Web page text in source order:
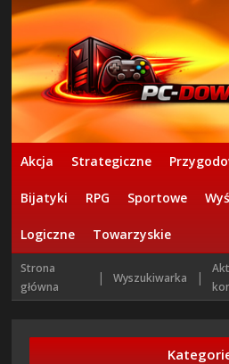
Akcja Strategiczne
Bijatyki RPG Sportowe
Logiczne Towarzyskie
Strona
główna
| Wyszukiwarka |